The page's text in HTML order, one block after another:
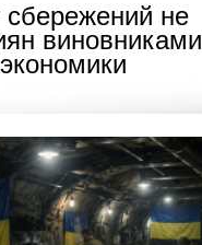
не
виновниками